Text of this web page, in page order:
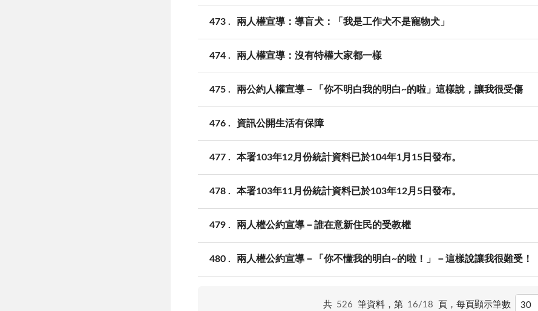
473 兩人權宣導：導盲犬：「我是工作犬不是寵物犬」
474 兩人權宣導：沒有特權大家都一樣
475 兩公約人權宣導－「你不明白我的明白~的啦」這樣說，讓我很受傷
476 資訊公開生活有保障
477 本署103年12月份統計資料已於104年1月15日發布。
478 本署103年11月份統計資料已於103年12月5日發布。
479 兩人權公約宣導－誰在意新住民的受教權
480 兩人權公約宣導－「你不懂我的明白~的啦！」－這樣說讓我很難受！
共 526 筆資料，第 16/18 頁， 每頁顯示筆數